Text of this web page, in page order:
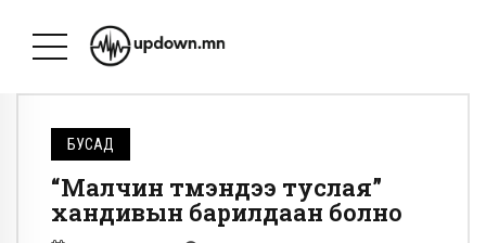
БУСАД
“Малчин түмэндээ туслая”
хандивын барилдаан болно